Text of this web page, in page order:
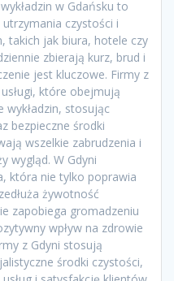
w Gdańsku to
czystości i
takich jak biura, hotele czy
zbierają kurz, brud i
jest kluczowe. Firmy z
które obejmują
wykładzin, stosując
bezpieczne środki
wszelkie zabrudzenia i
wygląd. W Gdyni
która nie tylko poprawia
żywotność
zapobiega gromadzeniu
wpływ na zdrowie
z Gdyni stosują
środki czystości,